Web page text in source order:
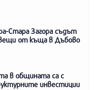
Стара Загора съдът
от къща в Дъбово
в общината са с
инвестиции